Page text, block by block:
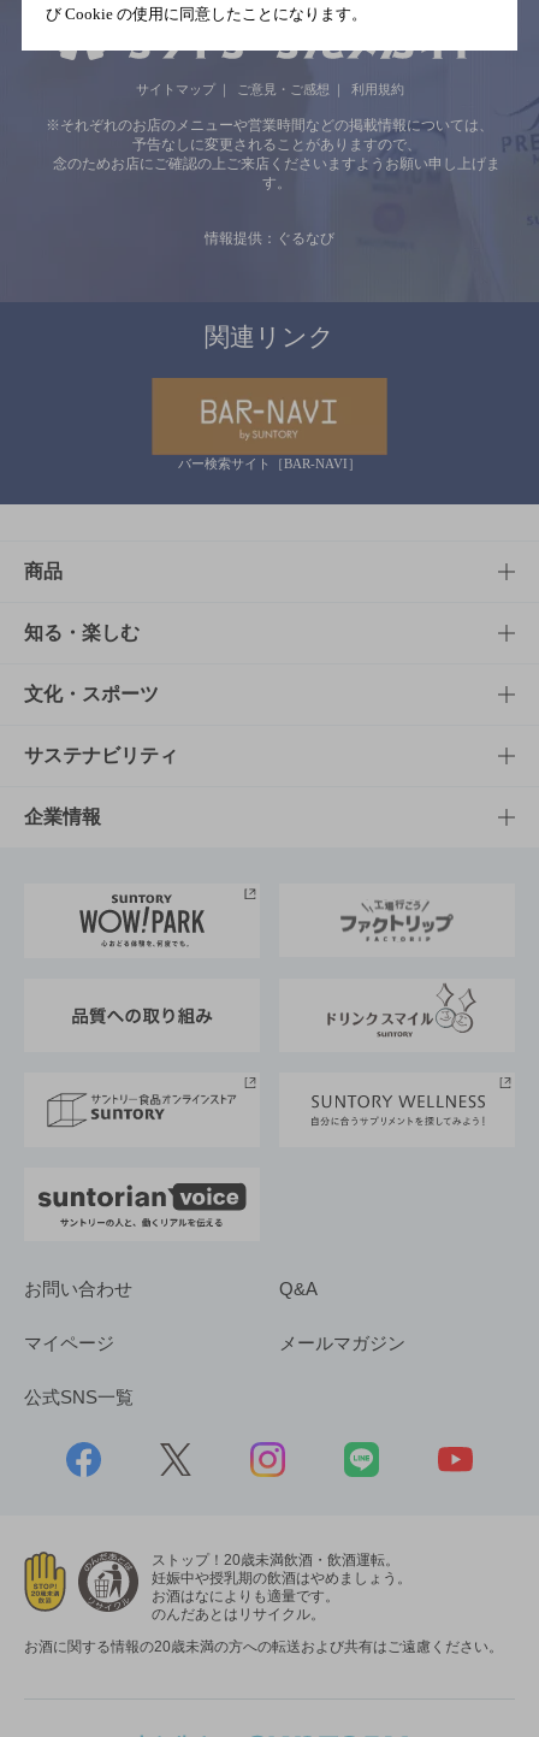
サイトマップ ご意見・ご感想 利用規約
※それぞれのお店のメニューや営業時間などの掲載情報については、
予告なしに変更されることがありますので、
念のためお店にご確認の上ご来店くださいますようお願い申し上げま
す。
情報提供：ぐるなび
関連リンク
バー検索サイト［BAR-NAVI］
商品
商品TOP
商品一覧
商品発売情報
栄養成分一覧
知る・楽しむ
知る・楽しむTOP
キャンペーン
工場見学
地域情報
文化・スポーツ
文化・スポーツTOP
サントリーホール
サントリーサンバーズ大阪
サステナビリティ
サステナビリティTOP
サントリーが考えるサステナビリティ経営
企業情報
企業概要
採用情報
お問い合わせ Q&A
マイページ メールマガジン
公式SNS一覧
ストップ！20歳未満飲酒・飲酒運転。
妊娠中や授乳期の飲酒はやめましょう。
お酒はなによりも適量です。
のんだあとはリサイクル。
お酒に関する情報の20歳未満の方への転送および共有はご遠慮ください。
び Cookie の使用に同意したことになります。